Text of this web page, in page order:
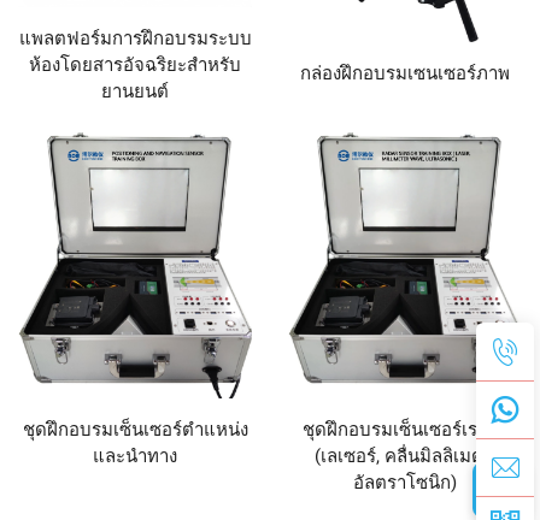
แพลตฟอร์มการฝึกอบรมระบบ
ห้องโดยสารอัจฉริยะสำหรับ
ยานยนต์
กล่องฝึกอบรมเซนเซอร์ภาพ
ชุดฝึกอบรมเซ็นเซอร์ตำแหน่ง
และนำทาง
ชุดฝึกอบรมเซ็นเซอร์เรดาร์
(เลเซอร์, คลื่นมิลลิเมตร,
อัลตราโซนิก)